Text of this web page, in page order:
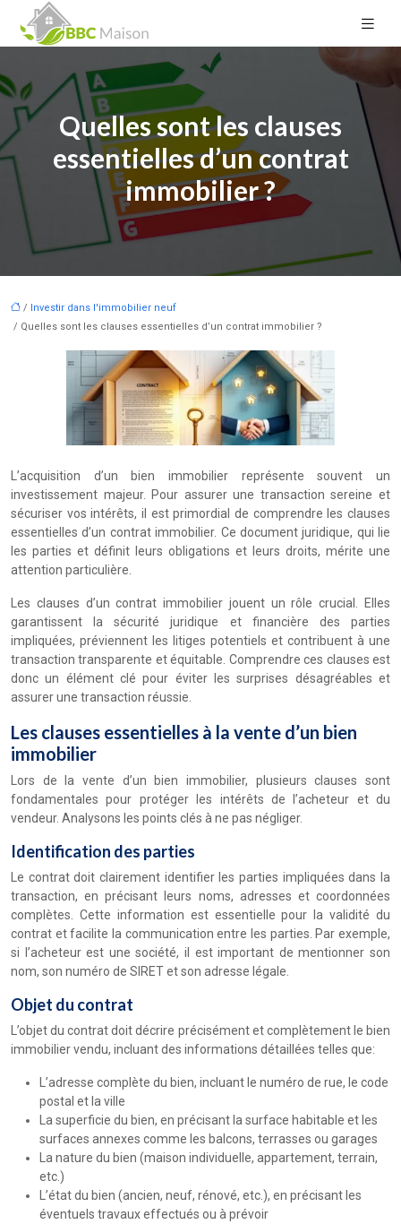
Quelles sont les clauses
essentielles d’un contrat
immobilier ?
/ Investir dans l'immobilier neuf
/ Quelles sont les clauses essentielles d’un contrat immobilier ?
L’acquisition d’un bien immobilier représente souvent un
investissement majeur. Pour assurer une transaction sereine et
sécuriser vos intérêts, il est primordial de comprendre les clauses
essentielles d’un contrat immobilier. Ce document juridique, qui lie
les parties et définit leurs obligations et leurs droits, mérite une
attention particulière.
Les clauses d’un contrat immobilier jouent un rôle crucial. Elles
garantissent la sécurité juridique et financière des parties
impliquées, préviennent les litiges potentiels et contribuent à une
transaction transparente et équitable. Comprendre ces clauses est
donc un élément clé pour éviter les surprises désagréables et
assurer une transaction réussie.
Les clauses essentielles à la vente d’un bien
immobilier
Lors de la vente d’un bien immobilier, plusieurs clauses sont
fondamentales pour protéger les intérêts de l’acheteur et du
vendeur. Analysons les points clés à ne pas négliger.
Identification des parties
Le contrat doit clairement identifier les parties impliquées dans la
transaction, en précisant leurs noms, adresses et coordonnées
complètes. Cette information est essentielle pour la validité du
contrat et facilite la communication entre les parties. Par exemple,
si l’acheteur est une société, il est important de mentionner son
nom, son numéro de SIRET et son adresse légale.
Objet du contrat
L’objet du contrat doit décrire précisément et complètement le bien
immobilier vendu, incluant des informations détaillées telles que:
L’adresse complète du bien, incluant le numéro de rue, le code
postal et la ville
La superficie du bien, en précisant la surface habitable et les
surfaces annexes comme les balcons, terrasses ou garages
La nature du bien (maison individuelle, appartement, terrain,
etc.)
L’état du bien (ancien, neuf, rénové, etc.), en précisant les
éventuels travaux effectués ou à prévoir